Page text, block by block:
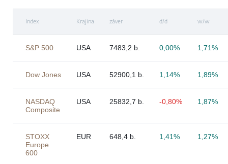
Index Krajina záver d/d w/w
S&P 500 USA 7483,2 b. 0,00% 1,71%
Dow Jones USA 52900,1 b. 1,14% 1,89%
NASDAQ
Composite
USA 25832,7 b. -0,80% 1,87%
STOXX
Europe
600
EUR 648,4 b. 1,41% 1,27%